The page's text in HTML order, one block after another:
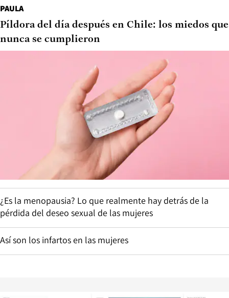
PAULA
Píldora del día después en Chile: los miedos que
nunca se cumplieron
¿Es la menopausia? Lo que realmente hay detrás de la
pérdida del deseo sexual de las mujeres
Así son los infartos en las mujeres